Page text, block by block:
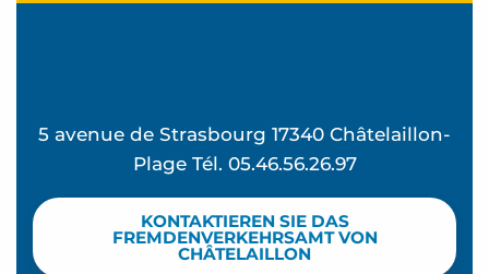
Inter-îles Catamarans
Katamaran Fahrt - Croisières Inter-îles
Seespaziergang mit Führung durch Fort
5 avenue de Strasbourg 17340 Châtelaillon-
Plage Tél. 05.46.56.26.97
KONTAKTIEREN SIE DAS
FREMDENVERKEHRSAMT VON
CHÂTELAILLON